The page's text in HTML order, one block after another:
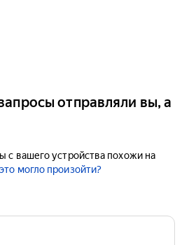
отправляли вы, а
с вашего устройства похожи на
могло произойти?